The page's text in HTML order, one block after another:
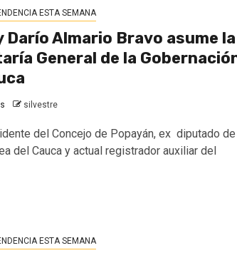
ESTA SEMANA
Darío Almario Bravo asume la
General de la
silvestre
del Concejo de Popayán, ex diputado de
del Cauca y actual registrador auxiliar del
ESTA SEMANA